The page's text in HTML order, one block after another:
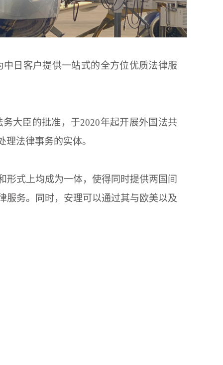
日客户提供一站式的全方位优质法律服
大臣的批准，于2020年起开展外国法共
法律事务的实体。
式上均成为一体，使得同时提供两国间
服务。同时，安理可以通过其与欧美以及